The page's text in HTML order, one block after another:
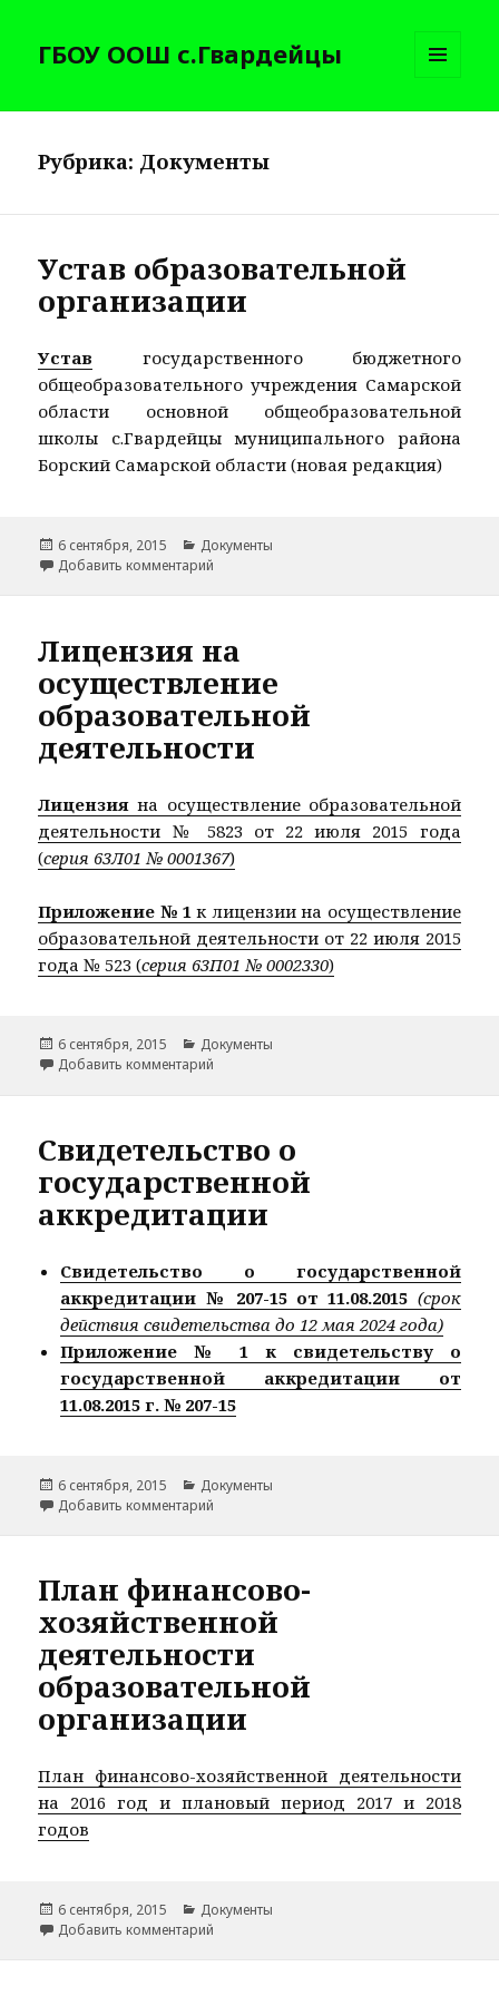
ГБОУ ООШ с.Гвардейцы
И
Рубрика: Документы
Устав образовательной
организации
Устав государственного бюджетного
общеобразовательного учреждения Самарской
области основной общеобразовательной
школы с.Гвардейцы муниципального района
Борский Самарской области (новая редакция)
Опубликовано
6 сентября, 2015 Рубрики
Документы
Добавить комментарий
Лицензия на
осуществление
образовательной
деятельности
Лицензия на осуществление образовательной
деятельности № 5823 от 22 июля 2015 года
(серия 63Л01 № 0001367)
Приложение № 1 к лицензии на осуществление
образовательной деятельности от 22 июля 2015
года № 523 (серия 63П01 № 0002330)
Опубликовано
6 сентября, 2015 Рубрики
Документы
Добавить комментарий
Свидетельство о
государственной
аккредитации
Свидетельство о государственной
аккредитации № 207-15 от 11.08.2015 (срок
действия свидетельства до 12 мая 2024 года)
Приложение № 1 к свидетельству о
государственной аккредитации от
11.08.2015 г. № 207-15
Опубликовано
6 сентября, 2015 Рубрики
Документы
Добавить комментарий
План финансово-
хозяйственной
деятельности
образовательной
организации
План финансово-хозяйственной деятельности
на 2016 год и плановый период 2017 и 2018
годов
Опубликовано
6 сентября, 2015 Рубрики
Документы
Добавить комментарий